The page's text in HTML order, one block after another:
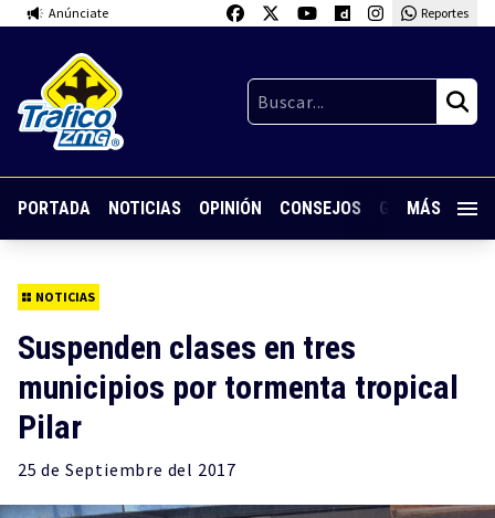
Anúnciate Reportes
PORTADA NOTICIAS OPINIÓN CONSEJOS GUARDIA
MÁS
NOTICIAS
Suspenden clases en tres
municipios por tormenta tropical
Pilar
25 de Septiembre del 2017